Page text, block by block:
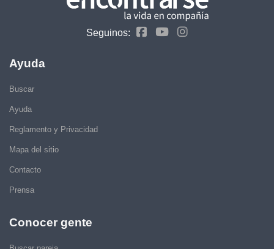
Seguinos:
Ayuda
Buscar
Ayuda
Reglamento y Privacidad
Mapa del sitio
Contacto
Prensa
Conocer gente